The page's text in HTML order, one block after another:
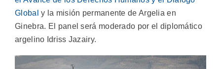
Global y la misión permanente de Argelia en
Ginebra. El panel será moderado por el diplomático
argelino Idriss Jazairy.